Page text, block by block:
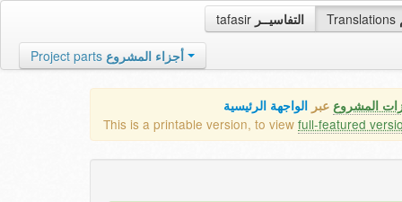
tafasir التفاسيــر Translations
Project parts أجزاء المشروع
المشروع عبر الواجهة الرئيسية
This is a printable version, to view full-featured